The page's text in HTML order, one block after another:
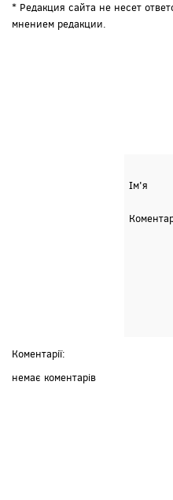
* Редакция сайта не несет
мнением редакции.
Ім'я
Коментарії:
немає коментарів